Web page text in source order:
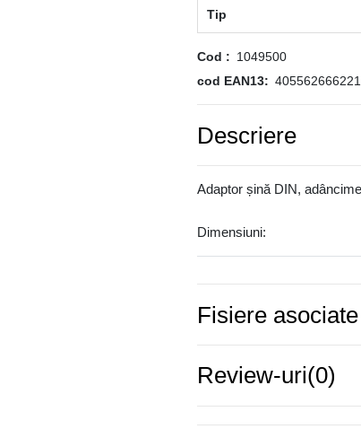
Tip
Cod
1049500
cod EAN13
Descriere
Adaptor șină DIN,
Dimensiuni:
Fisiere asociate
Review-uri(0)